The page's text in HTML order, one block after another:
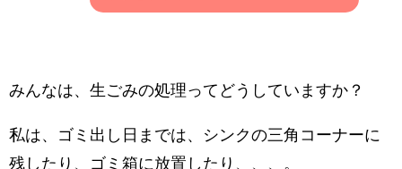
みんなは、生ごみの処理ってどうしていますか？
私は、ゴミ出し日までは、シンクの三角コーナーに
残したり、ゴミ箱に放置したり、、、。